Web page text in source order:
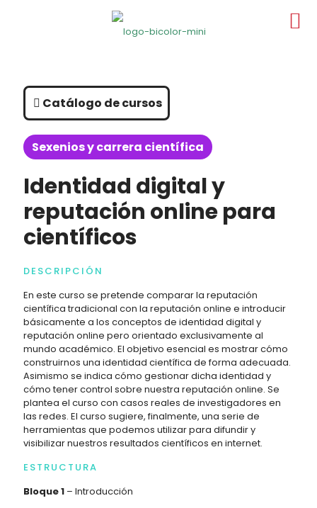
Catálogo de cursos
Sexenios y carrera científica
Identidad digital y
reputación online para
científicos
DESCRIPCIÓN
En este curso se pretende comparar la reputación
científica tradicional con la reputación online e introducir
básicamente a los conceptos de identidad digital y
reputación online pero orientado exclusivamente al
mundo académico. El objetivo esencial es mostrar cómo
construirnos una identidad científica de forma adecuada.
Asimismo se indica cómo gestionar dicha identidad y
cómo tener control sobre nuestra reputación online. Se
plantea el curso con casos reales de investigadores en
las redes. El curso sugiere, finalmente, una serie de
herramientas que podemos utilizar para difundir y
visibilizar nuestros resultados científicos en internet.
ESTRUCTURA
Bloque 1 – Introducción